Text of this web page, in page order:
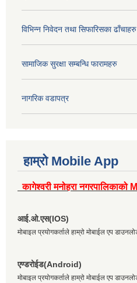
विभिन्न निवेदन तथा सिफारिसका ढाँचाहरु
सामाजिक सुरक्षा सम्बन्धि फारामहरु
नागरिक वडापत्र
हाम्रो Mobile App
कागेश्वरी मनोहरा
आई.ओ.एस(IOS)
मोबाइल प्रयोगकर्ताले हाम्रो मोबाईल एप
एण्डरोईड(Android)
मोबाइल प्रयोगकर्ताले हाम्रो मोबाईल एप